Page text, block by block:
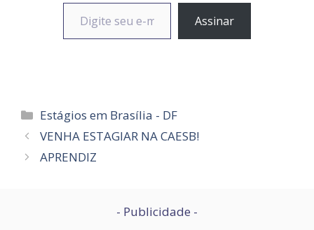
Assinar
Categorias
Estágios em Brasília - DF
VENHA ESTAGIAR NA CAESB!
APRENDIZ
- Publicidade -